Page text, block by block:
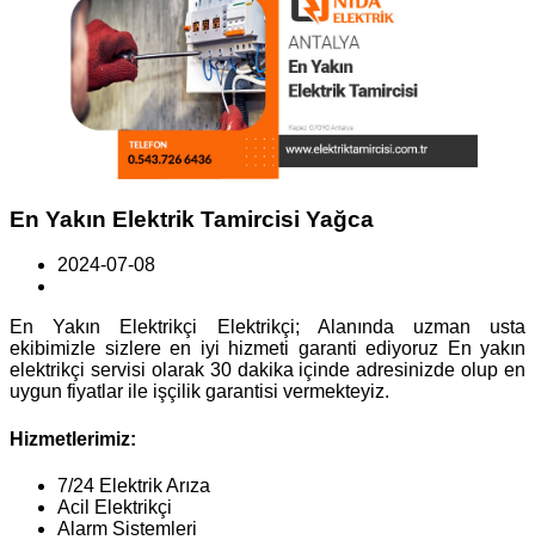
En Yakın Elektrik Tamircisi Yağca
2024-07-08
En Yakın Elektrikçi Elektrikçi; Alanında uzman usta
ekibimizle sizlere en iyi hizmeti garanti ediyoruz En yakın
elektrikçi servisi olarak 30 dakika içinde adresinizde olup en
uygun fiyatlar ile işçilik garantisi vermekteyiz.
Hizmetlerimiz:
7/24 Elektrik Arıza
Acil Elektrikçi
Alarm Sistemleri